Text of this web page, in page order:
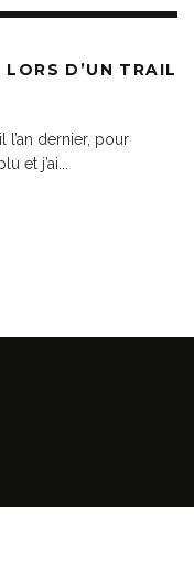
D’UN TRAIL
l’an dernier, pour
et j’ai